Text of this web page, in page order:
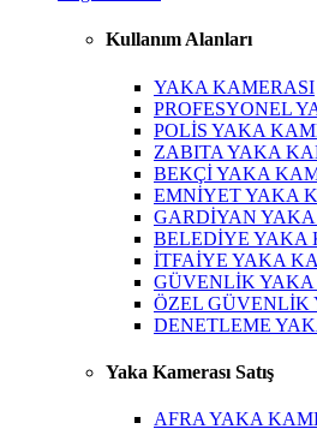
Kullanım Alanları
YAKA KAMERASI
PROFESYONEL
POLİS YAKA
ZABITA YAKA
BEKÇİ YAKA
EMNİYET YAKA
GARDİYAN
BELEDİYE YAKA
İTFAİYE YAKA
GÜVENLİK
ÖZEL GÜVENLİK
DENETLEME
Yaka Kamerası Satış
AFRA YAKA